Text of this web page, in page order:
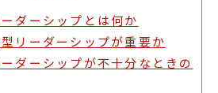
ダーシップとは何か
リーダーシップが重要か
ダーシップが不十分なときの